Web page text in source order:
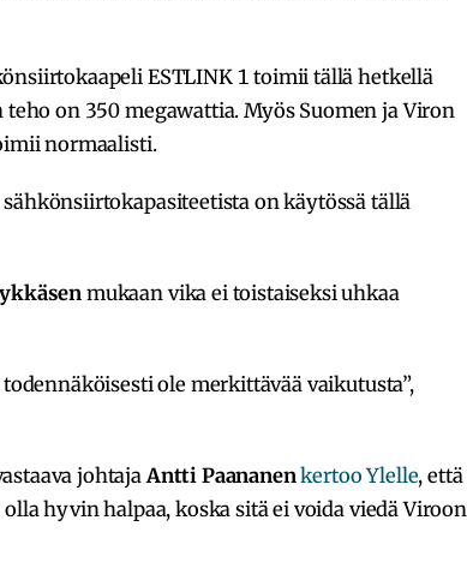
ESTLINK 1 toimii tällä hetkellä
on 350 megawattia. Myös Suomen ja Viron
normaalisti.
on käytössä tällä
mukaan vika ei toistaiseksi uhkaa
ole merkittävää vaikutusta”,
johtaja Antti Paananen kertoo Ylelle, että
hyvin halpaa, koska sitä ei voida viedä Viroon